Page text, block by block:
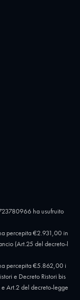
ha usufruito
percepita €2.931,00 in
(Art.25 del decreto-l
percepita €5.862,00 i
e Decreto Ristori bis
Art.2 del decreto-legge